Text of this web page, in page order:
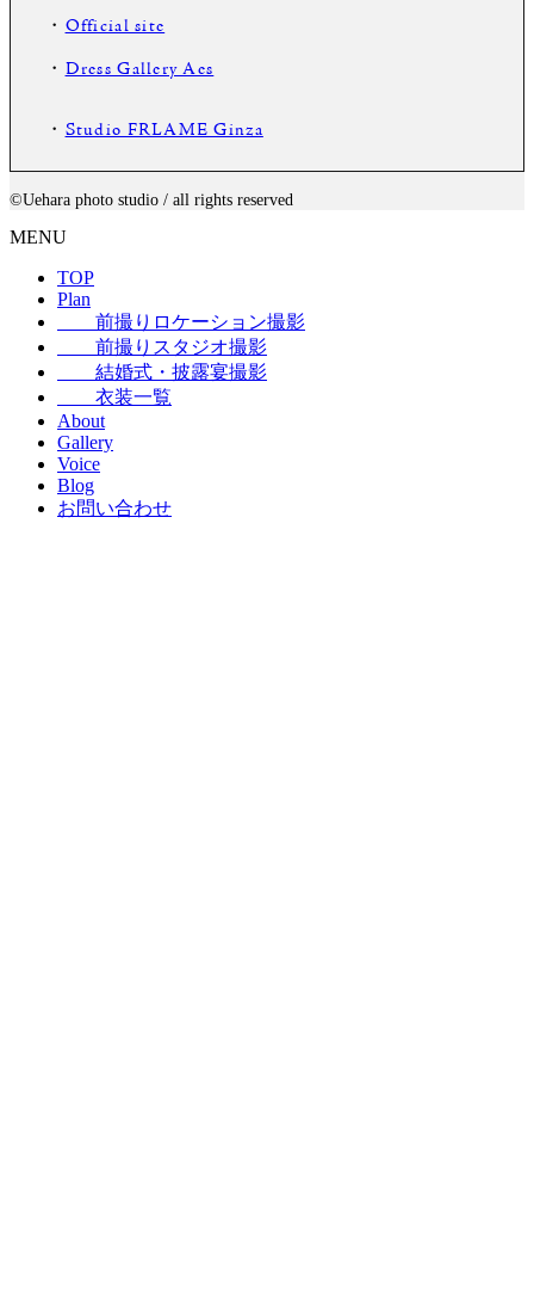
・ Official site
・Dress Gallery Aes
・Studio FRLAME Ginza
©️Uehara photo studio / all rights reserved
MENU
TOP
Plan
前撮りロケーション撮影
前撮りスタジオ撮影
結婚式・披露宴撮影
衣装一覧
About
Gallery
Voice
Blog
お問い合わせ